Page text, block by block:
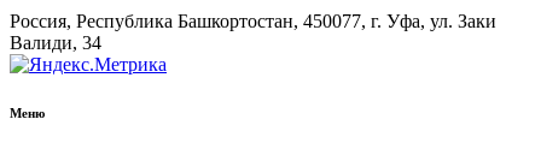
Россия, Республика Башкортостан, 450077, г. Уфа, ул. Заки
Валиди, 34
Меню